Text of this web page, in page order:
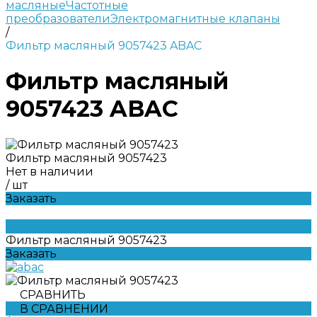
масляныеЧастотные
преобразователиЭлектромагнитные клапаны
/
Фильтр масляный 9057423 ABAC
Фильтр масляный
9057423 ABAC
Фильтр масляный 9057423
Нет в наличии
/ шт
Заказать
Фильтр масляный 9057423
Заказать
СРАВНИТЬ
В СРАВНЕНИИ